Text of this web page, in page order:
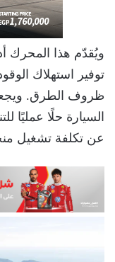
ويُقدّم هذا المحرك
توفير استهلاك
ظروف الطرق. ويجعل
السيارة حلًا عمليًا
عن تكلفة تشغيل